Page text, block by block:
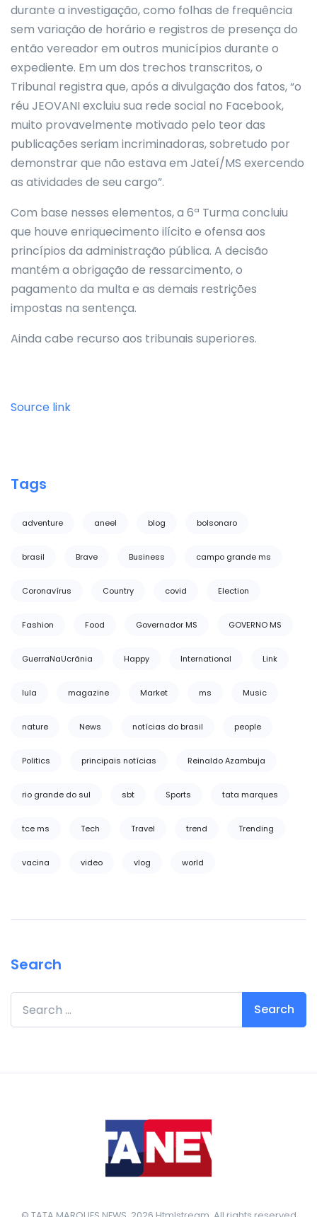
durante a investigação, como folhas de frequência
sem variação de horário e registros de presença do
então vereador em outros municípios durante o
expediente. Em um dos trechos transcritos, o
Tribunal registra que, após a divulgação dos fatos, “o
réu JEOVANI excluiu sua rede social no Facebook,
muito provavelmente motivado pelo teor das
publicações seriam incriminadoras, sobretudo por
demonstrar que não estava em Jateí/MS exercendo
as atividades de seu cargo”.
Com base nesses elementos, a 6ª Turma concluiu
que houve enriquecimento ilícito e ofensa aos
princípios da administração pública. A decisão
mantém a obrigação de ressarcimento, o
pagamento da multa e as demais restrições
impostas na sentença.
Ainda cabe recurso aos tribunais superiores.
Source link
Tags
adventure aneel blog bolsonaro
brasil Brave Business campo grande ms
Coronavírus Country covid Election
Fashion Food Governador MS GOVERNO MS
GuerraNaUcrânia Happy International Link
lula magazine Market ms Music
nature News notícias do brasil people
Politics principais notícias Reinaldo Azambuja
rio grande do sul sbt Sports tata marques
tce ms Tech Travel trend Trending
vacina video vlog world
Search
Search for: